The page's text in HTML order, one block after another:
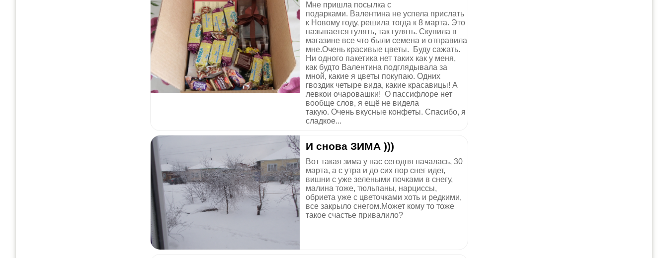
Мне пришла посылка с
подарками. Валентина не успела прислать
к Новому году, решила тогда к 8 марта. Это
называется гулять, так гулять. Скупила в
магазине все что были семена и отправила
мне.Очень красивые цветы. Буду сажать.
Ни одного пакетика нет таких как у меня,
как будто Валентина подглядывала за
мной, какие я цветы покупаю. Одних
гвоздик четыре вида, какие красавицы! А
левкои очаровашки! О пассифлоре нет
вообще слов, я ещё не видела
такую. Очень вкусные конфеты. Спасибо, я
сладкое...
И снова ЗИМА )))
Вот такая зима у нас сегодня началась, 30
марта, а с утра и до сих пор снег идет,
вишни с уже зелеными почками в снегу,
малина тоже, тюльпаны, нарциссы,
обриета уже с цветочками хоть и редкими,
все закрыло снегом.Может кому то тоже
такое счастье привалило?